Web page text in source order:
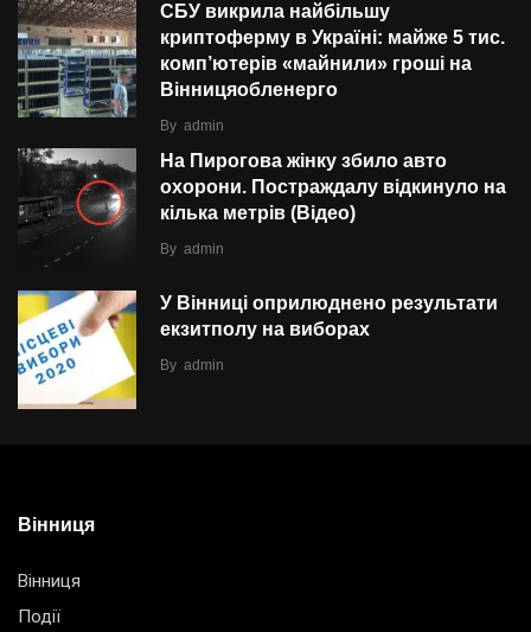
СБУ викрила найбільшу
криптоферму в Україні: майже 5 тис.
комп’ютерів «майнили» гроші на
Вінницяобленерго
By admin
На Пирогова жінку збило авто
охорони. Постраждалу відкинуло на
кілька метрів (Відео)
By admin
У Вінниці оприлюднено результати
екзитполу на виборах
By admin
Вінниця
Вінниця
Події